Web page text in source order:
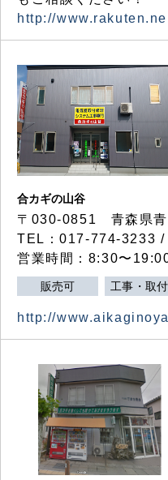
http://
合カギの山谷
〒030-0851 青森県青
TEL：017-774-3233
営業時間：8:30〜
販売可 工事・取
http://